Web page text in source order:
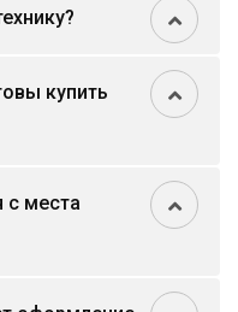
купить
с места